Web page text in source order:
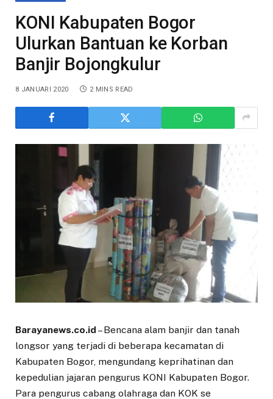
KONI Kabupaten Bogor
Ulurkan Bantuan ke Korban
Banjir Bojongkulur
8 JANUARI 2020 2 MINS READ
Barayanews.co.id – Bencana alam banjir dan tanah
longsor yang terjadi di beberapa kecamatan di
Kabupaten Bogor, mengundang keprihatinan dan
kepedulian jajaran pengurus KONI Kabupaten Bogor.
Para pengurus cabang olahraga dan KOK se